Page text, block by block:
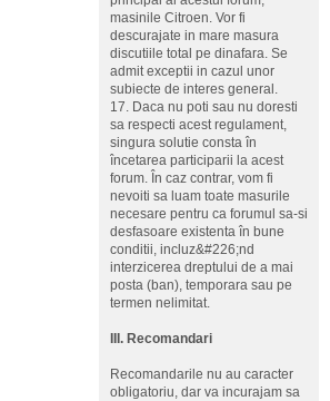
masinile Citroen. Vor fi
descurajate in mare masura
discutiile total pe dinafara. Se
admit exceptii in cazul unor
subiecte de interes general.
17. Daca nu poti sau nu doresti
sa respecti acest regulament,
singura solutie consta în
încetarea participarii la acest
forum. În caz contrar, vom fi
nevoiti sa luam toate masurile
necesare pentru ca forumul sa-si
desfasoare existenta în bune
conditii, incluz&#226;nd
interzicerea dreptului de a mai
posta (ban), temporara sau pe
termen nelimitat.
III. Recomandari
Recomandarile nu au caracter
obligatoriu, dar va incurajam sa